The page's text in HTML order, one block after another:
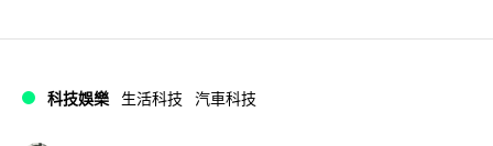
科技娛樂 生活科技 汽車科技